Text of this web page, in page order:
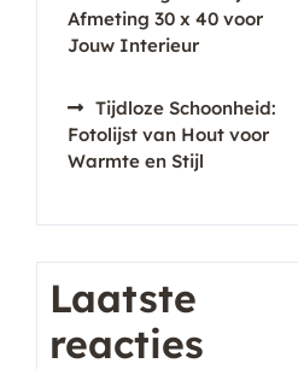
Afmeting 30 x 40 voor
Jouw Interieur
Tijdloze Schoonheid:
Fotolijst van Hout voor
Warmte en Stijl
Laatste
reacties